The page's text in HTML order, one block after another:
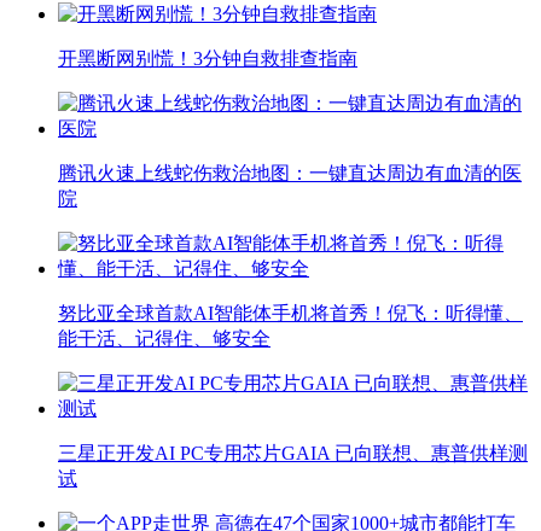
开黑断网别慌！3分钟自救排查指南
腾讯火速上线蛇伤救治地图：一键直达周边有血清的医
院
努比亚全球首款AI智能体手机将首秀！倪飞：听得懂、
能干活、记得住、够安全
三星正开发AI PC专用芯片GAIA 已向联想、惠普供样测
试